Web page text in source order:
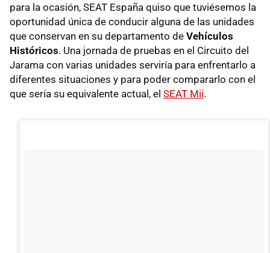
para la ocasión, SEAT España quiso que tuviésemos la
oportunidad única de conducir alguna de las unidades
que conservan en su departamento de Vehículos
Históricos. Una jornada de pruebas en el Circuito del
Jarama con varias unidades serviría para enfrentarlo a
diferentes situaciones y para poder compararlo con el
que sería su equivalente actual, el SEAT Mii.